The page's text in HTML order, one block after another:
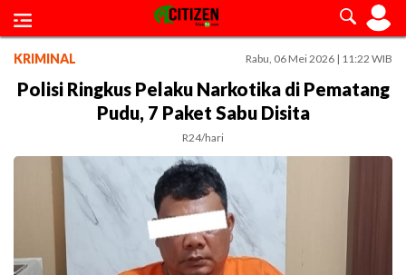
KRIMINAL Rabu, 06 Mei 2026 | 11:22 WIB
Polisi Ringkus Pelaku Narkotika di Pematang
Pudu, 7 Paket Sabu Disita
R24/hari